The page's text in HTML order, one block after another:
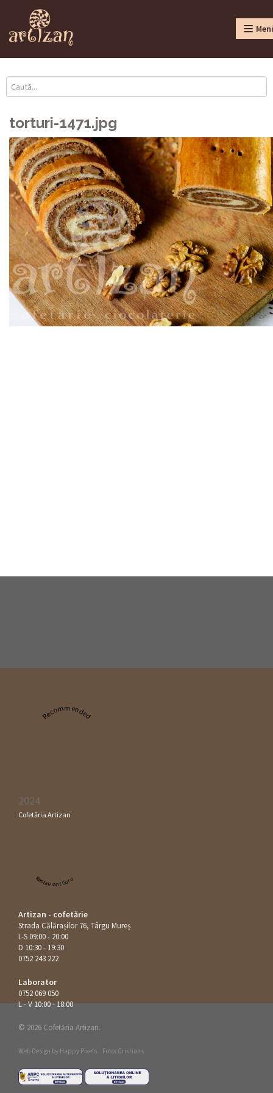
torturi-1471.jpg
Recommended
2024
Cofetăria Artizan
Restaurant Guru
Artizan - cofetărie
Strada Călăraşilor 76, Târgu Mureș
L-S 09:00 - 20:00
D 10:30 - 19:30
0752 243 222
Laborator
0752 069 050
L - V 10:00 - 18:00
© 2026 Cofetăria Artizan.
Web Design by Happy Pixels. Foto: Cristians